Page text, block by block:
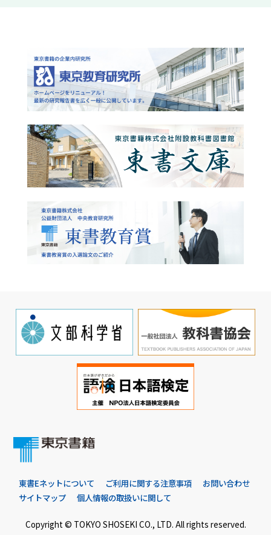
東書Eネットについて ご利用に関する注意事項
お問い合わせ
サイトマップ
個人情報の取扱いに関して
Copyright © TOKYO SHOSEKI CO., LTD. All rights reserved.